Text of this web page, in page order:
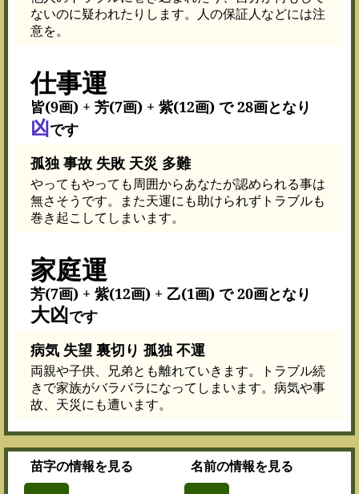
ないのに疑われたりします。人の保証人などには注
意を。
仕事運
皆(9画) + 芳(7画) + 紫(12画) で 28画となり
凶です
孤独 事故 失敗 天災 多難
やってもやっても周囲からあなたが認められる事は
無さそうです。また天運にも助けられずトラブルも
巻き起こしてしまいます。
家庭運
芳(7画) + 紫(12画) + 乙(1画) で 20画となり
大凶です
病気 失望 裏切り 孤独 不運
両親や子供、兄弟とも離れていきます。トラブル続
きで家族がバラバラになってしまいます。病気や事
故、天災にも遭います。
苗字の情報を見る 名前の情報を見る